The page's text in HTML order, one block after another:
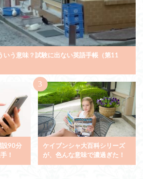
いう意味？試験に出ない英語手帳（第11
設90分
！
ケイブンシャ大百科シリーズ
が、色んな意味で濃過ぎた！